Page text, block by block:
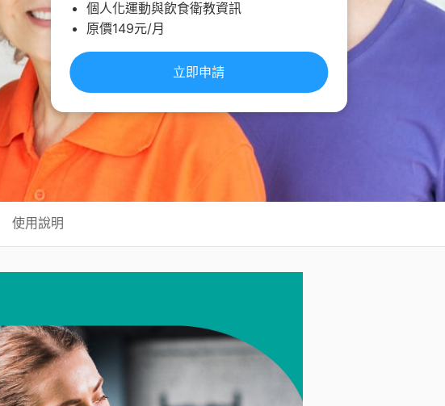
個人化運動與飲食衛教資訊
原價149元/月
立即申請
使用說明